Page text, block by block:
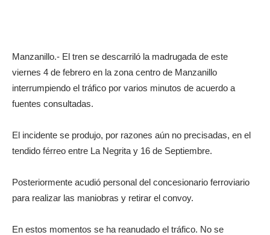
Manzanillo.- El tren se descarriló la madrugada de este
viernes 4 de febrero en la zona centro de Manzanillo
interrumpiendo el tráfico por varios minutos de acuerdo a
fuentes consultadas.
El incidente se produjo, por razones aún no precisadas, en el
tendido férreo entre La Negrita y 16 de Septiembre.
Posteriormente acudió personal del concesionario ferroviario
para realizar las maniobras y retirar el convoy.
En estos momentos se ha reanudado el tráfico. No se